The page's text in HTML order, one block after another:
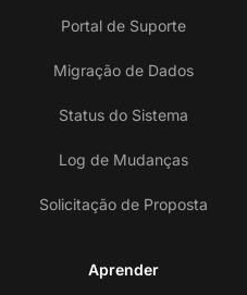
Portal de Suporte
Migração de Dados
Status do Sistema
Log de Mudanças
Solicitação de Proposta
Aprender